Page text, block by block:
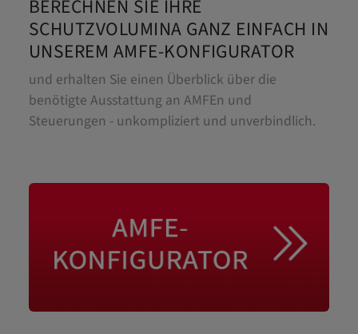
BERECHNEN SIE IHRE
SCHUTZVOLUMINA GANZ EINFACH IN
UNSEREM AMFE-KONFIGURATOR
und erhalten Sie einen Überblick über die
benötigte Ausstattung an AMFEn und
Steuerungen - unkompliziert und unverbindlich.